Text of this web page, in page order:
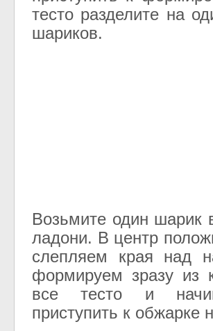
тесто разделите на
шариков.
Возьмите один шарик
ладони. В центр
слепляем края над
формируем зразу из
все тесто и
приступить к обжарке